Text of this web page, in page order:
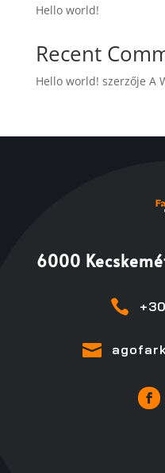
Hello world!
Recent
Hello world! szerzője A
6000

